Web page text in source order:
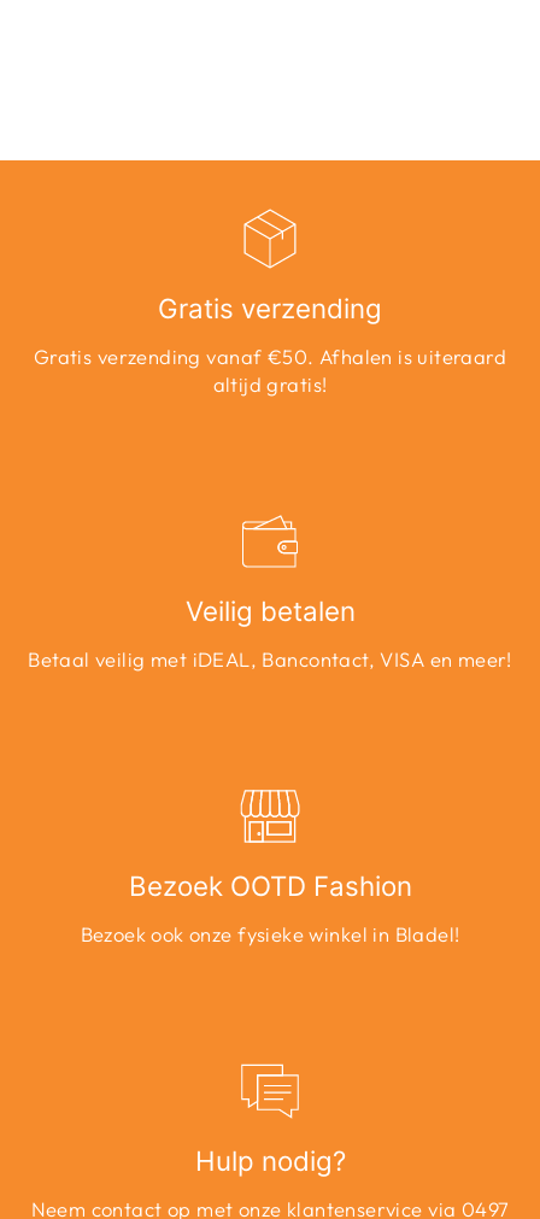
Gratis verzending
Gratis verzending vanaf €50. Afhalen is uiteraard
altijd gratis!
Veilig betalen
Betaal veilig met iDEAL, Bancontact, VISA en meer!
Bezoek OOTD Fashion
Bezoek ook onze fysieke winkel in Bladel!
Hulp nodig?
Neem contact op met onze klantenservice via 0497